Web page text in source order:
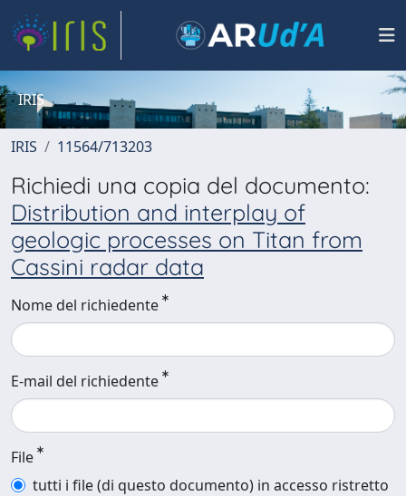
IRIS
IRIS 11564/713203
Richiedi una copia del documento:
Distribution and interplay of
geologic processes on Titan from
Cassini radar data
Nome del richiedente
E-mail del richiedente
File
tutti i file (di questo documento) in accesso ristretto